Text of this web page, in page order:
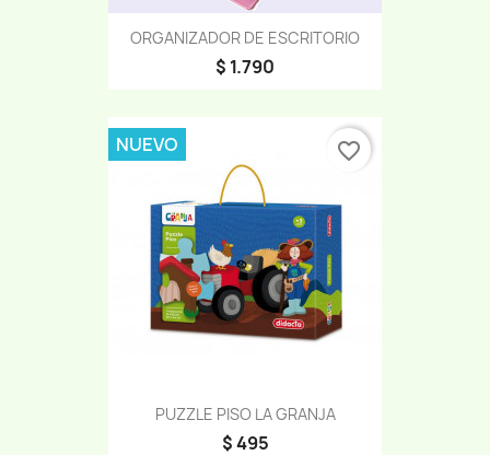
ORGANIZADOR DE ESCRITORIO
$ 1.790
PUZZLE PISO LA GRANJA
$ 495
NUEVO favorite_border